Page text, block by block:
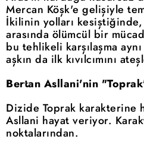
Mercan Köşk'e gelişiyle
İkilinin yolları
arasında ölümcül bir
bu tehlikeli karşılaşma
aşkın da ilk kıvılcımını
Bertan Asllani'nin
Dizide Toprak karakterine
Asllani hayat veriyor.
noktalarından.